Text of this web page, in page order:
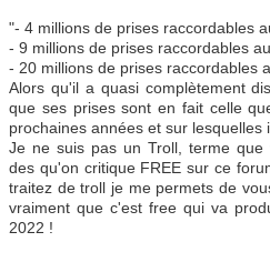
"- 4 millions de prises raccordables
- 9 millions de prises raccordables au
- 20 millions de prises raccordables
Alors qu'il a quasi complètement
que ses prises sont en fait celle
prochaines années et sur lesquelles
Je ne suis pas un Troll, terme que
des qu'on critique FREE sur ce
traitez de troll je me permets de
vraiment que c'est free qui va
2022 !